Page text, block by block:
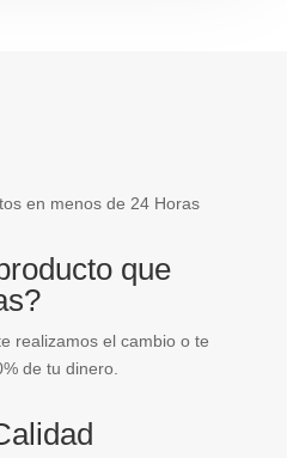
en menos de 24 Horas
que
realizamos el cambio o te
de tu dinero.